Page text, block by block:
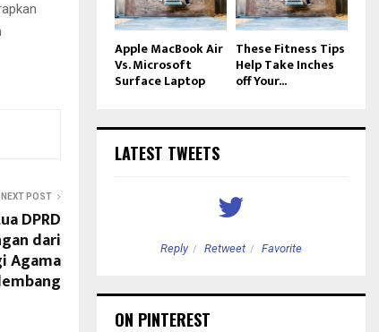
NEXT POST
DPRD
dari
Agama
Apple MacBook Air
Vs. Microsoft
Surface Laptop
These Fitness Tips
Help Take Inches
off Your...
LATEST TWEETS
Favorite Reply Retweet Favorite
ON PINTEREST